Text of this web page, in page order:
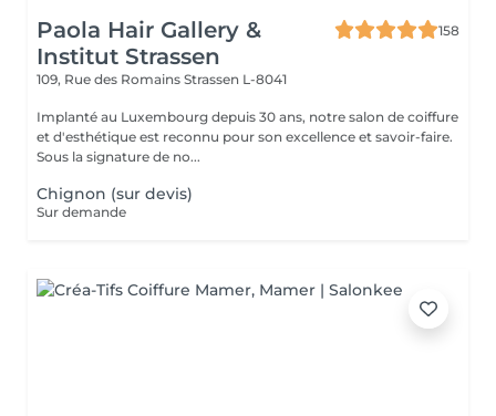
Paola Hair Gallery &
Institut Strassen
158
109, Rue des Romains Strassen L-8041
Implanté au Luxembourg depuis 30 ans, notre salon de coiffure
et d'esthétique est reconnu pour son excellence et savoir-faire.
Sous la signature de no...
Chignon (sur devis)
Sur demande